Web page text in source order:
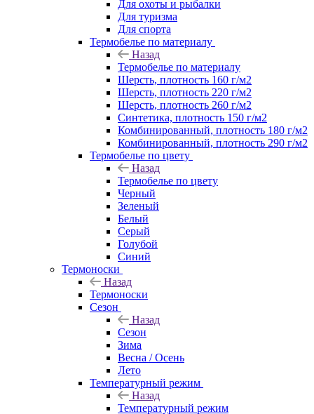
Для охоты и рыбалки
Для туризма
Для спорта
Термобелье по материалу
Назад
Термобелье по материалу
Шерсть, плотность 160 г/м2
Шерсть, плотность 220 г/м2
Шерсть, плотность 260 г/м2
Синтетика, плотность 150 г/м2
Комбинированный, плотность 180 г/м2
Комбинированный, плотность 290 г/м2
Термобелье по цвету
Назад
Термобелье по цвету
Черный
Зеленый
Белый
Серый
Голубой
Синий
Термоноски
Назад
Термоноски
Сезон
Назад
Сезон
Зима
Весна / Осень
Лето
Температурный режим
Назад
Температурный режим